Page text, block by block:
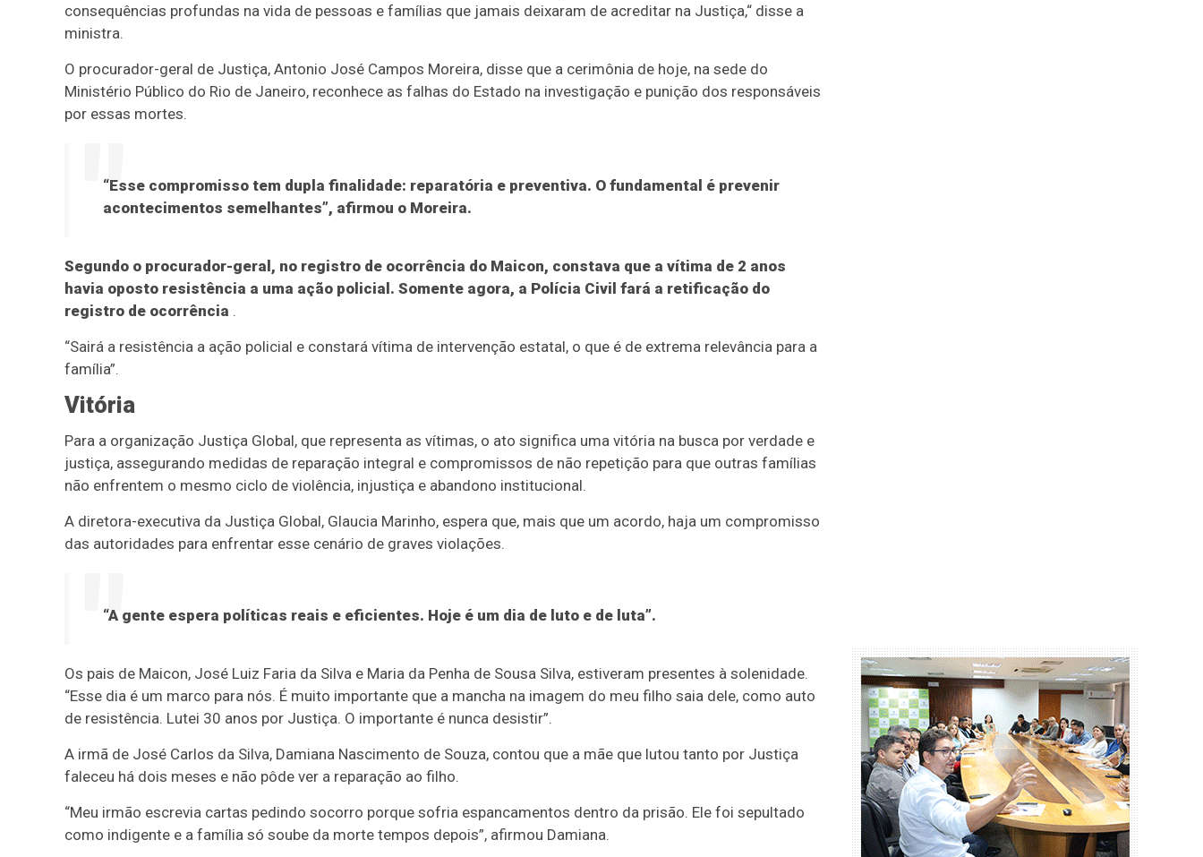
consequências profundas na vida de pessoas e famílias que jamais deixaram de acreditar na Justiça,“ disse a
ministra.
O procurador-geral de Justiça, Antonio José Campos Moreira, disse que a cerimônia de hoje, na sede do
Ministério Público do Rio de Janeiro, reconhece as falhas do Estado na investigação e punição dos responsáveis
por essas mortes.
“Esse compromisso tem dupla finalidade: reparatória e preventiva. O fundamental é prevenir
acontecimentos semelhantes”, afirmou o Moreira.
Segundo o procurador-geral, no registro de ocorrência do Maicon, constava que a vítima de 2 anos
havia oposto resistência a uma ação policial. Somente agora, a Polícia Civil fará a retificação do
registro de ocorrência .
“Sairá a resistência a ação policial e constará vítima de intervenção estatal, o que é de extrema relevância para a
família”.
Vitória
Para a organização Justiça Global, que representa as vítimas, o ato significa uma vitória na busca por verdade e
justiça, assegurando medidas de reparação integral e compromissos de não repetição para que outras famílias
não enfrentem o mesmo ciclo de violência, injustiça e abandono institucional.
A diretora-executiva da Justiça Global, Glaucia Marinho, espera que, mais que um acordo, haja um compromisso
das autoridades para enfrentar esse cenário de graves violações.
“A gente espera políticas reais e eficientes. Hoje é um dia de luto e de luta”.
Os pais de Maicon, José Luiz Faria da Silva e Maria da Penha de Sousa Silva, estiveram presentes à solenidade.
“Esse dia é um marco para nós. É muito importante que a mancha na imagem do meu filho saia dele, como auto
de resistência. Lutei 30 anos por Justiça. O importante é nunca desistir”.
A irmã de José Carlos da Silva, Damiana Nascimento de Souza, contou que a mãe que lutou tanto por Justiça
faleceu há dois meses e não pôde ver a reparação ao filho.
“Meu irmão escrevia cartas pedindo socorro porque sofria espancamentos dentro da prisão. Ele foi sepultado
como indigente e a família só soube da morte tempos depois”, afirmou Damiana.